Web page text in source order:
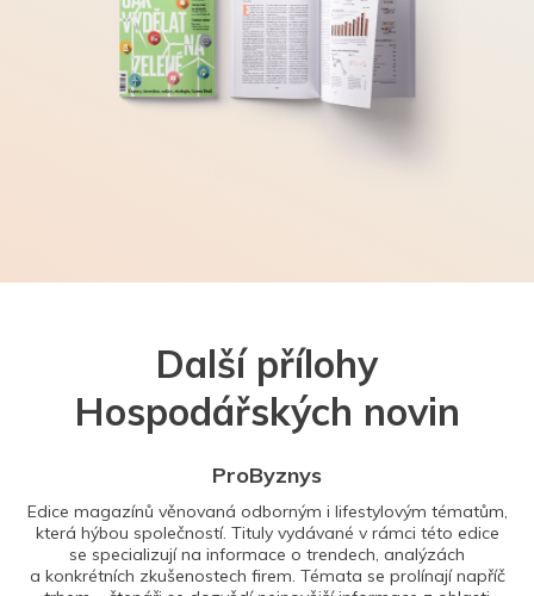
Další přílohy
Hospodářských novin
ProByznys
Edice magazínů věnovaná odborným i lifestylovým tématům,
která hýbou společností. Tituly vydávané v rámci této edice
se specializují na informace o trendech, analýzách
a konkrétních zkušenostech firem. Témata se prolínají napříč